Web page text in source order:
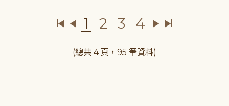
1 2 3 4
(總共 4 頁，95 筆資料)